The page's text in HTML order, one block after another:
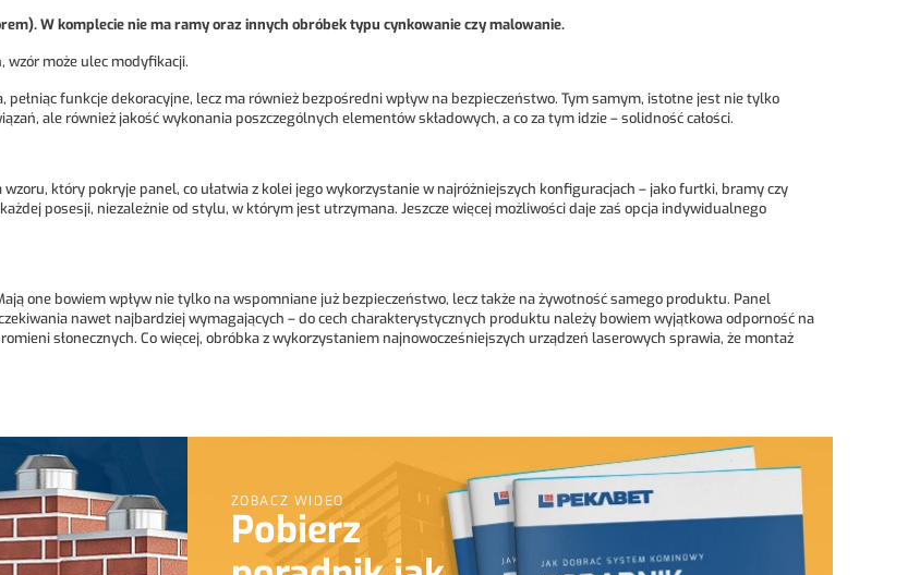
W komplecie nie ma ramy oraz innych obróbek typu cynkowanie czy malowanie.
może ulec modyfikacji.
funkcje dekoracyjne, lecz ma również bezpośredni wpływ na bezpieczeństwo. Tym samym, istotne jest nie tylko
ale również jakość wykonania poszczególnych elementów składowych, a co za tym idzie – solidność całości.
który pokryje panel, co ułatwia z kolei jego wykorzystanie w najróżniejszych konfiguracjach – jako furtki, bramy czy
posesji, niezależnie od stylu, w którym jest utrzymana. Jeszcze więcej możliwości daje zaś opcja indywidualnego
one bowiem wpływ nie tylko na wspomniane już bezpieczeństwo, lecz także na żywotność samego produktu. Panel
nawet najbardziej wymagających – do cech charakterystycznych produktu należy bowiem wyjątkowa odporność na
słonecznych. Co więcej, obróbka z wykorzystaniem najnowocześniejszych urządzeń laserowych sprawia, że montaż
ZOBACZ WIDEO
Pobierz